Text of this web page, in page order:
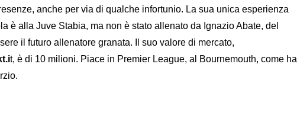
anche per via di qualche infortunio. La sua unica esperienza
è alla Juve Stabia, ma non è stato allenato da Ignazio Abate, del
il futuro allenatore granata. Il suo valore di mercato,
t, è di 10 milioni. Piace in Premier League, al Bournemouth, come ha